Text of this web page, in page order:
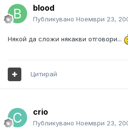
blood
Публикувано Ноември 23,
Някой да сложи някакви отговори...
Цитирай
crio
Публикувано Ноември 23,